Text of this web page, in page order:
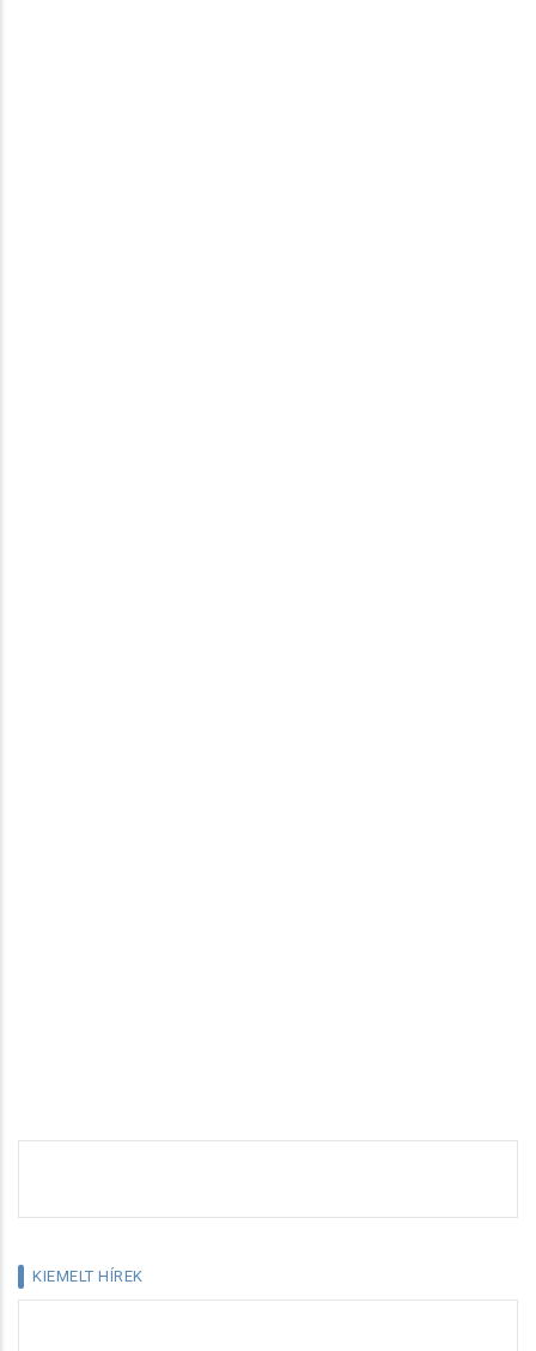
KIEMELT HÍREK